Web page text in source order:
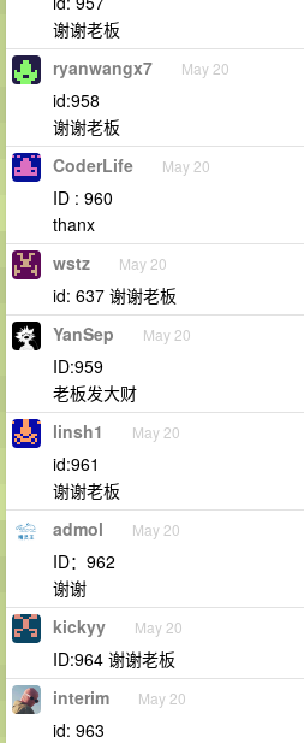
谢谢老板
ryanwangx7 May 20
id:958
谢谢老板
CoderLife May 20
ID : 960
thanx
wstz May 20
id: 637 谢谢老板
YanSep May 20
ID:959
老板发大财
linsh1 May 20
id:961
谢谢老板
admol May 20
ID：962
谢谢
kickyy May 20
ID:964 谢谢老板
interim May 20
id: 963